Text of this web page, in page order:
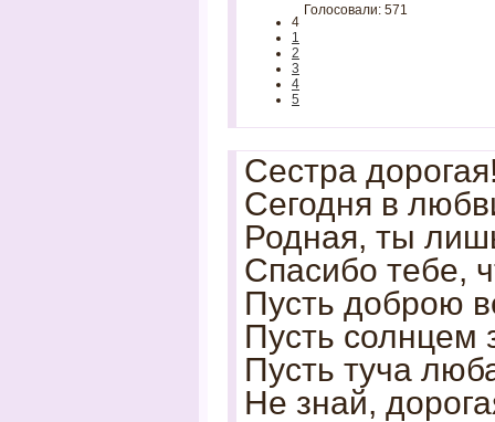
4
1
2
3
4
5
Голосовали: 571
Сестра
Сегодня в
Родная, ты
Спасибо тебе,
Пусть доброю
Пусть солнцем
Пусть туча
Не знай,